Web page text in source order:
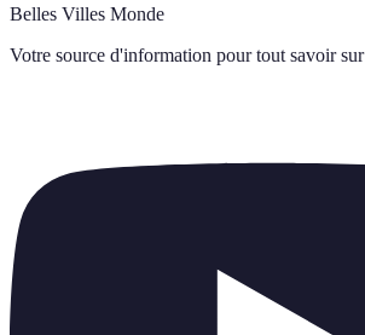
Belles Villes Monde
Votre source d'information pour tout savoir sur